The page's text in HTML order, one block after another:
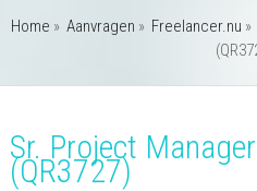
Home » Aanvragen » Freelancer.nu »
Sr. Project
(QR3727)